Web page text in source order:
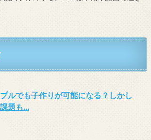
ルでも子作りが可能になる？しかし
題も…